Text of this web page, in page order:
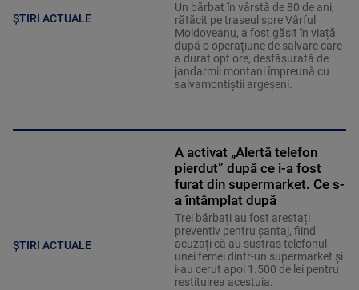
ȘTIRI ACTUALE
Un bărbat în vârstă de 80 de ani,
rătăcit pe traseul spre Vârful
Moldoveanu, a fost găsit în viață
după o operațiune de salvare care
a durat opt ore, desfășurată de
jandarmii montani împreună cu
salvamontiștii argeșeni.
ȘTIRI ACTUALE
A activat „Alertă telefon
pierdut” după ce i-a fost
furat din supermarket. Ce s-
a întâmplat după
Trei bărbați au fost arestați
preventiv pentru șantaj, fiind
acuzați că au sustras telefonul
unei femei dintr-un supermarket și
i-au cerut apoi 1.500 de lei pentru
restituirea acestuia.